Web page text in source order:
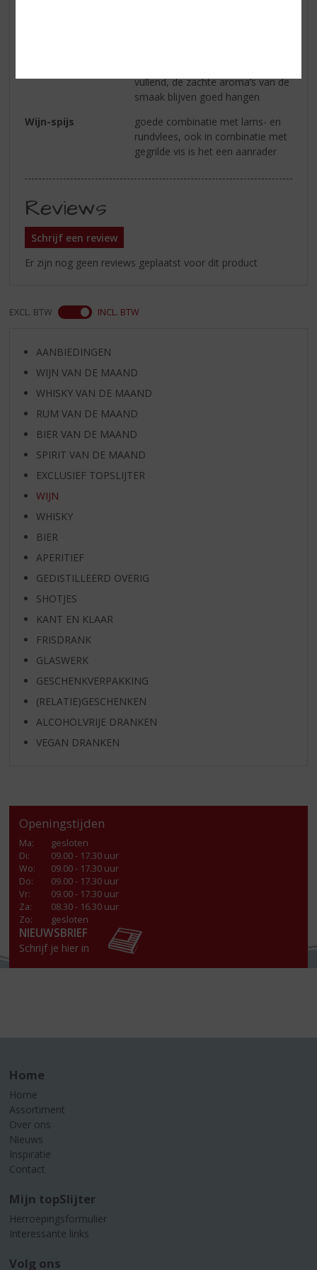
vullend, de zachte aroma’s van de
smaak blijven goed hangen
Wijn-spijs
goede combinatie met lams- en
rundvlees, ook in combinatie met
gegrilde vis is het een aanrader
Reviews
Schrijf een review
Er zijn nog geen reviews geplaatst voor dit product
EXCL. BTW INCL. BTW
AANBIEDINGEN
WIJN VAN DE MAAND
WHISKY VAN DE MAAND
RUM VAN DE MAAND
BIER VAN DE MAAND
SPIRIT VAN DE MAAND
EXCLUSIEF TOPSLIJTER
WIJN
WHISKY
BIER
APERITIEF
GEDISTILLEERD OVERIG
SHOTJES
KANT EN KLAAR
FRISDRANK
GLASWERK
GESCHENKVERPAKKING
(RELATIE)GESCHENKEN
ALCOHOLVRIJE DRANKEN
VEGAN DRANKEN
Openingstijden
Ma:
gesloten
Di:
09.00 - 17.30 uur
Wo:
09.00 - 17.30 uur
Do:
09.00 - 17.30 uur
Vr:
09.00 - 17.30 uur
Za:
08.30 - 16.30 uur
Zo:
gesloten
NIEUWSBRIEF
Schrijf je hier in
Home
Home
Assortiment
Over ons
Nieuws
Inspiratie
Contact
Mijn topSlijter
Herroepingsformulier
Interessante links
Volg ons